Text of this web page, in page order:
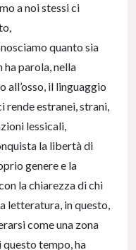
a noi stessi ci
quanto sia
parola, nella
il linguaggio
rende estranei, strani,
lessicali,
la libertà di
genere e la
la chiarezza di chi
letteratura, in questo,
come una zona
questo tempo, ha